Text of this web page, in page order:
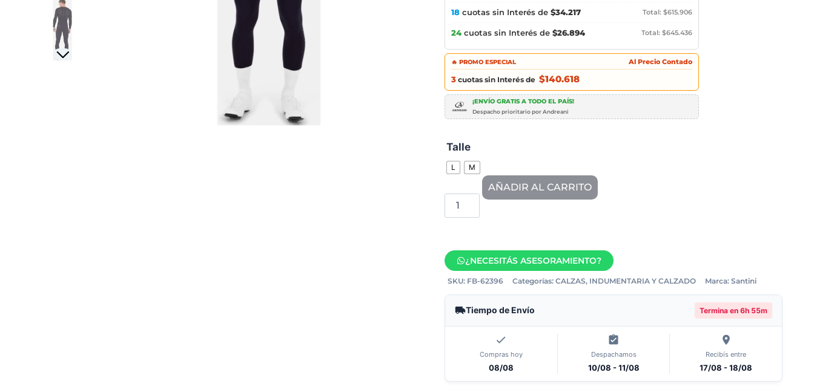
18 cuotas sin Interés de $34.217 Total: $615.906
24 cuotas sin Interés de $26.894 Total: $645.436
🔥 PROMO ESPECIAL Al Precio Contado
3 cuotas sin Interés de $140.618
¡ENVÍO GRATIS A TODO EL PAÍS!
Despacho prioritario por Andreani
Talle
L M
AÑADIR AL CARRITO
¿NECESITÁS ASESORAMIENTO?
SKU: FB-62396 Categorías: CALZAS, INDUMENTARIA Y CALZADO Marca: Santini
Tiempo de Envío Termina en 6h 55m
Compras hoy
08/08
Despachamos
10/08 - 11/08
Recibís entre
17/08 - 18/08